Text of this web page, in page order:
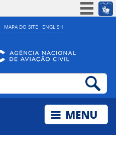
MAPA DO SITE ENGLISH
Simplifique!
Acesso à informação
Legislação